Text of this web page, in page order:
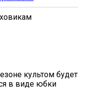
культом будет
в виде юбки